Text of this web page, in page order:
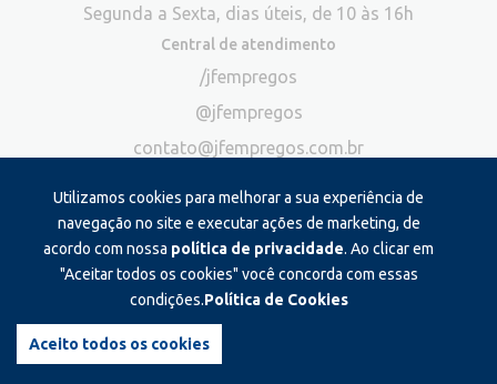
Utilizamos cookies para melhorar a sua experiência de
navegação no site e executar ações de marketing, de
acordo com nossa política de privacidade. Ao clicar em
"Aceitar todos os cookies" você concorda com essas
condições.Política de Cookies
Aceito todos os cookies
Segunda a Sexta, dias úteis, de 10 às 16h
Central de atendimento
/jfempregos
@jfempregos
contato@jfempregos.com.br
Publicidade
*Exclusivo para atendimento via chat. Não atendemos ligações neste
canal
Produzido e administrado por:
©2026 JF Empregos. Todos os direitos reservados